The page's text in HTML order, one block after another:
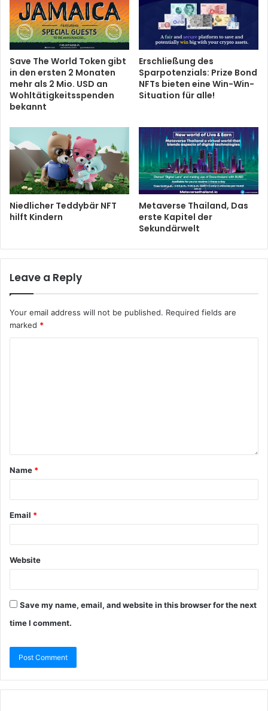
Save The World Token gibt
in den ersten 2 Monaten
mehr als 2 Mio. USD an
Wohltätigkeitsspenden
bekannt
Erschließung des
Sparpotenzials: Prize Bond
NFTs bieten eine Win-Win-
Situation für alle!
Niedlicher Teddybär NFT
hilft Kindern
Metaverse Thailand, Das
erste Kapitel der
Sekundärwelt
Leave a Reply
Your email address will not be published. Required fields are
marked *
Name *
Email *
Website
Save my name, email, and website in this browser for the next
time I comment.